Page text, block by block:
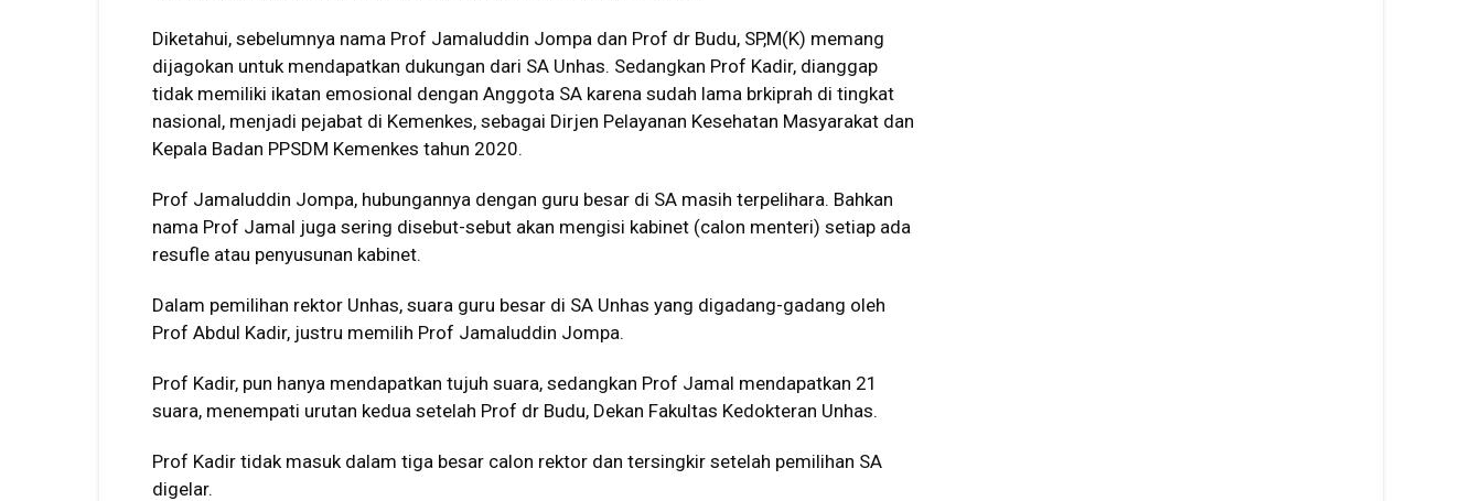
Diketahui, sebelumnya nama Prof Jamaluddin Jompa dan Prof dr Budu, SP,M(K) memang
dijagokan untuk mendapatkan dukungan dari SA Unhas. Sedangkan Prof Kadir, dianggap
tidak memiliki ikatan emosional dengan Anggota SA karena sudah lama brkiprah di tingkat
nasional, menjadi pejabat di Kemenkes, sebagai Dirjen Pelayanan Kesehatan Masyarakat dan
Kepala Badan PPSDM Kemenkes tahun 2020.
Prof Jamaluddin Jompa, hubungannya dengan guru besar di SA masih terpelihara. Bahkan
nama Prof Jamal juga sering disebut-sebut akan mengisi kabinet (calon menteri) setiap ada
resufle atau penyusunan kabinet.
Dalam pemilihan rektor Unhas, suara guru besar di SA Unhas yang digadang-gadang oleh
Prof Abdul Kadir, justru memilih Prof Jamaluddin Jompa.
Prof Kadir, pun hanya mendapatkan tujuh suara, sedangkan Prof Jamal mendapatkan 21
suara, menempati urutan kedua setelah Prof dr Budu, Dekan Fakultas Kedokteran Unhas.
Prof Kadir tidak masuk dalam tiga besar calon rektor dan tersingkir setelah pemilihan SA
digelar.